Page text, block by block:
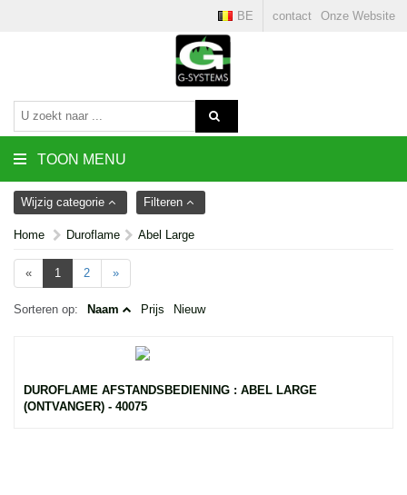
contact Onze Website
BE
TOON MENU
Wijzig categorie Filteren
Home Duroflame Abel Large
« 1 2 »
Sorteren op: Naam Prijs Nieuw
DUROFLAME AFSTANDSBEDIENING : ABEL LARGE
(ONTVANGER) - 40075